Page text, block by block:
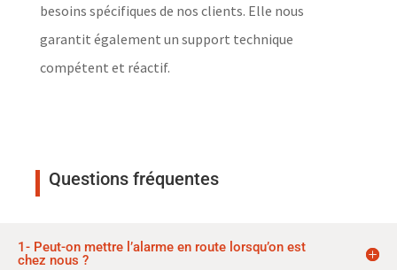
besoins spécifiques de nos clients. Elle nous
garantit également un support technique
compétent et réactif.
Questions fréquentes
1- Peut-on mettre l’alarme en route lorsqu’on est
chez nous ?